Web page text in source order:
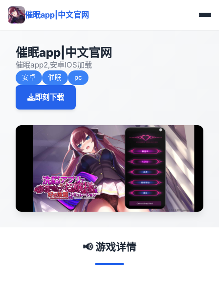
催眠app|中文官网
催眠app|中文官网
催眠app2,安卓IOS加载
安卓 催眠 pc
即刻下载
📢 游戏详情